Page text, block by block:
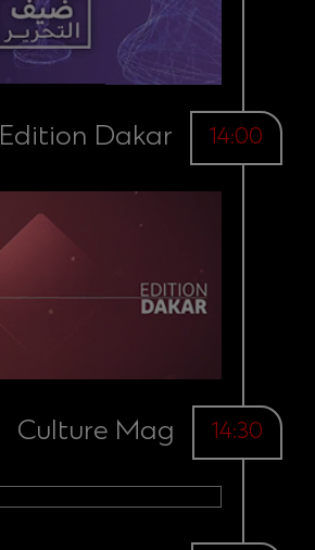
14:00
Edition Dakar
14:30
Culture Mag